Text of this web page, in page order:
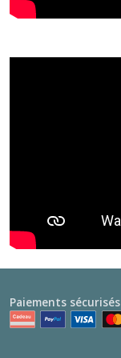
Paiements sécurisés